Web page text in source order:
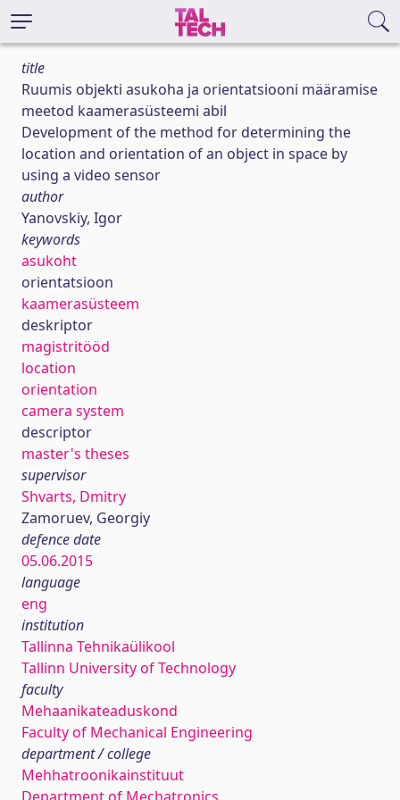
title
Ruumis objekti asukoha ja orientatsiooni määramise
meetod kaamerasüsteemi abil
Development of the method for determining the
location and orientation of an object in space by
using a video sensor
author
Yanovskiy, Igor
keywords
asukoht
orientatsioon
kaamerasüsteem
deskriptor
magistritööd
location
orientation
camera system
descriptor
master's theses
supervisor
Shvarts, Dmitry
Zamoruev, Georgiy
defence date
05.06.2015
language
eng
institution
Tallinna Tehnikaülikool
Tallinn University of Technology
faculty
Mehaanikateaduskond
Faculty of Mechanical Engineering
department / college
Mehhatroonikainstituut